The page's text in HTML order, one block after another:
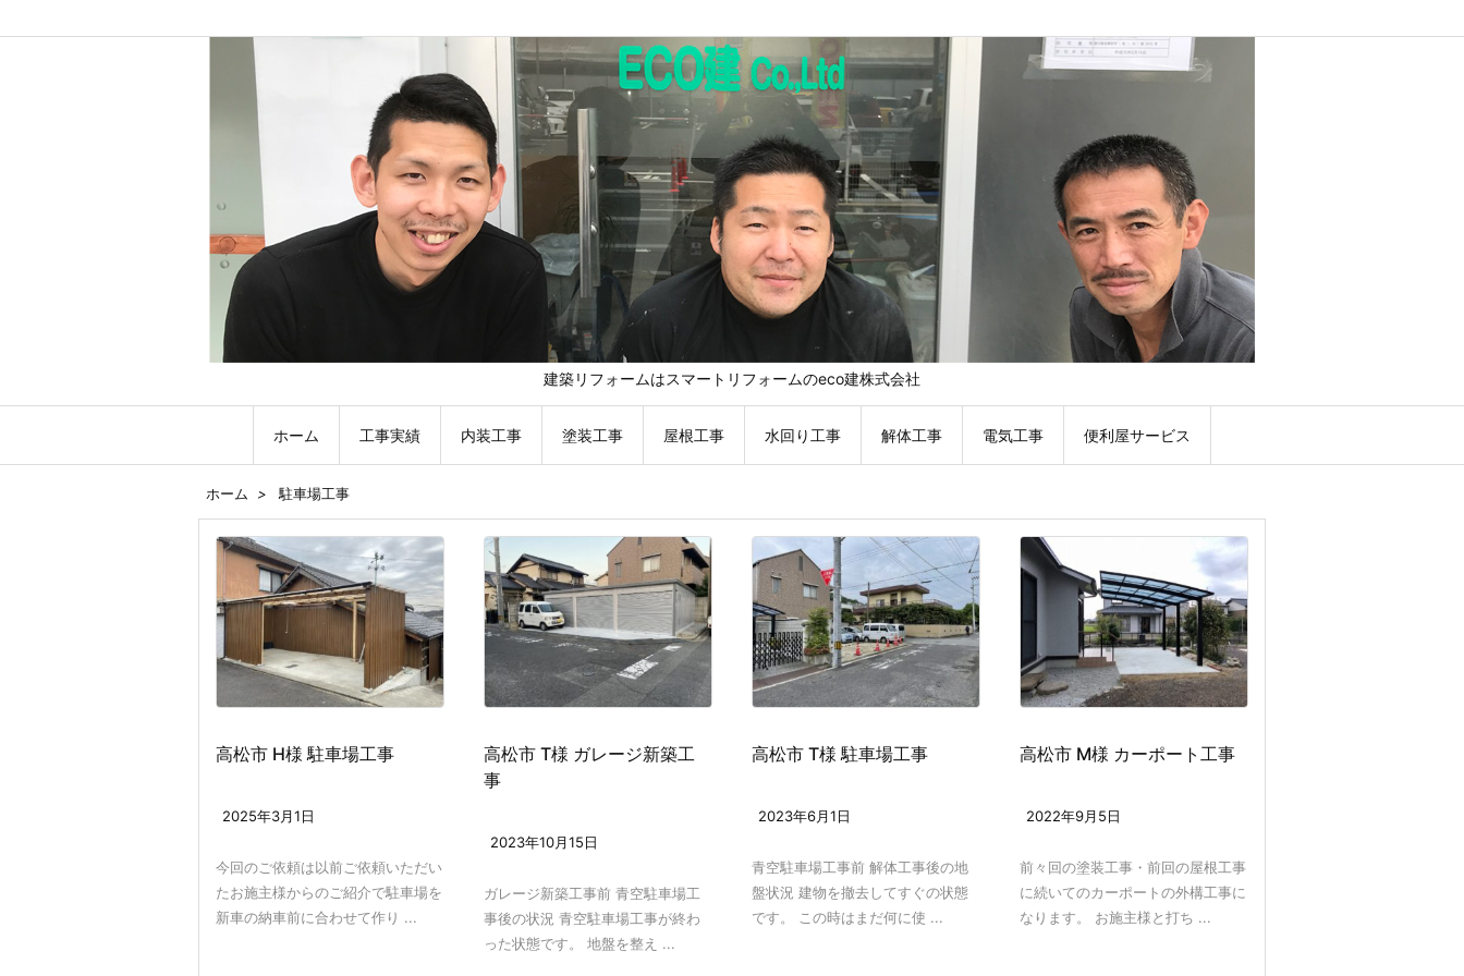
建築リフォームはスマートリフォームのeco建株式会社
ホーム 工事実績 内装工事 塗装工事 屋根工事 水回り工事 解体工事 電気工事 便利屋サービス
ホーム > 駐車場工事
高松市 H様 駐車場工事
2025年3月1日
今回のご依頼は以前ご依頼いただい
たお施主様からのご紹介で駐車場を
新車の納車前に合わせて作り ...
高松市 T様 ガレージ新築工
事
2023年10月15日
ガレージ新築工事前 青空駐車場工
事後の状況 青空駐車場工事が終わ
った状態です。 地盤を整え ...
高松市 T様 駐車場工事
2023年6月1日
青空駐車場工事前 解体工事後の地
盤状況 建物を撤去してすぐの状態
です。 この時はまだ何に使 ...
高松市 M様 カーポート工事
2022年9月5日
前々回の塗装工事・前回の屋根工事
に続いてのカーポートの外構工事に
なります。 お施主様と打ち ...